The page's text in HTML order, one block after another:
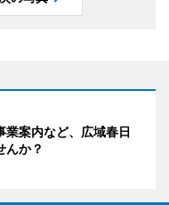
業案内など、広域春日
んか？